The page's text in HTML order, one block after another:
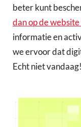
beter kunt
dan op de
informatie en
we ervoor dat
Echt niet vandaag!